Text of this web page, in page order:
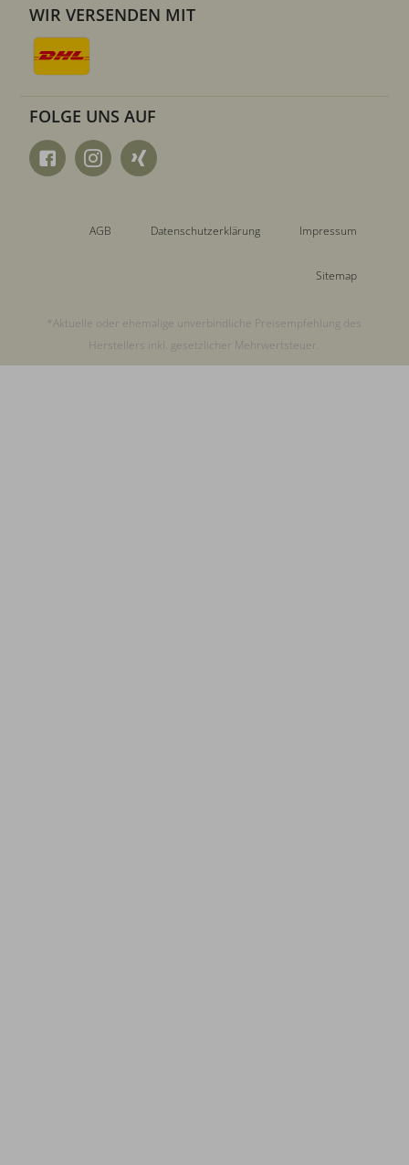
WIR VERSENDEN MIT
FOLGE UNS AUF
AGB Datenschutzerklärung Impressum
Sitemap
*Aktuelle oder ehemalige unverbindliche Preisempfehlung des
Herstellers inkl. gesetzlicher Mehrwertsteuer.